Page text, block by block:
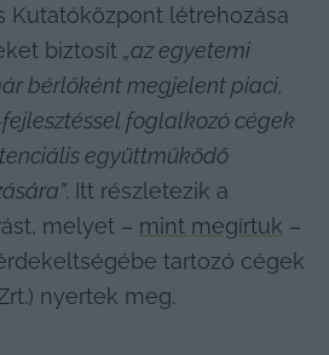
Kutatóközpont létrehozása
biztosít „az egyetemi
bérlőként megjelent piaci,
foglalkozó cégek
együttműködő
. Itt részletezik a
melyet – mint megírtuk –
tartozó cégek
nyertek meg.